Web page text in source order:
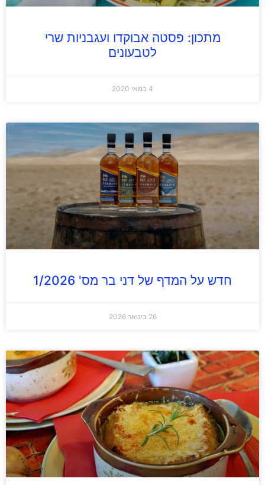
מתכון: פסטה אבוקדו ועגבניות שרי
לטבעונים
4 במאי 2020
חדש על המדף של דני בר מס' 1/2026
26 בינואר 2026